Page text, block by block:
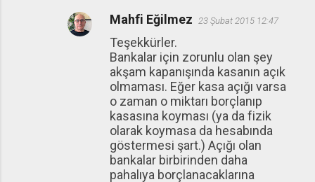
Mahfi Eğilmez 23 Şubat 2015 12:47
Teşekkürler.
Bankalar için zorunlu olan şey
akşam kapanışında kasanın açık
olmaması. Eğer kasa açığı varsa
o zaman o miktarı borçlanıp
kasasına koyması (ya da fizik
olarak koymasa da hesabında
göstermesi şart.) Açığı olan
bankalar birbirinden daha
pahalıya borçlanacaklarına